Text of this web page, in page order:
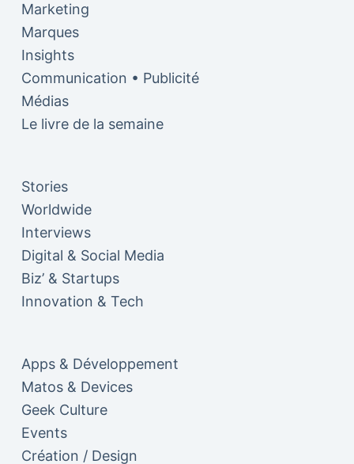
Marketing
Marques
Insights
Communication • Publicité
Médias
Le livre de la semaine
Stories
Worldwide
Interviews
Digital & Social Media
Biz’ & Startups
Innovation & Tech
Apps & Développement
Matos & Devices
Geek Culture
Events
Création / Design